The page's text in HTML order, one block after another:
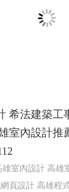
希法建築工
室內設計
室內設計 高雄
頁設計 高雄程